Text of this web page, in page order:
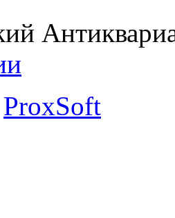
ProxSoft